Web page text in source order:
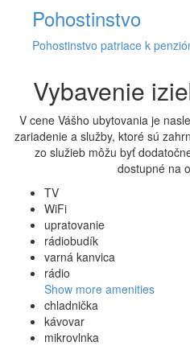
Pohostinstvo
Pohostinstvo patriace k
Vybavenie
V cene Vášho ubytovania je
zariadenie a služby, ktoré sú
zo služieb môžu byť
dostupné na
TV
WiFi
upratovanie
rádiobudík
varná kanvica
rádio
Show more amenities
chladnička
kávovar
mikrovlnka